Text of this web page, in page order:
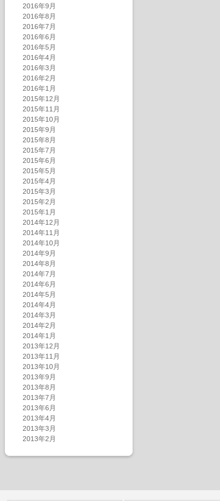
2016年9月
2016年8月
2016年7月
2016年6月
2016年5月
2016年4月
2016年3月
2016年2月
2016年1月
2015年12月
2015年11月
2015年10月
2015年9月
2015年8月
2015年7月
2015年6月
2015年5月
2015年4月
2015年3月
2015年2月
2015年1月
2014年12月
2014年11月
2014年10月
2014年9月
2014年8月
2014年7月
2014年6月
2014年5月
2014年4月
2014年3月
2014年2月
2014年1月
2013年12月
2013年11月
2013年10月
2013年9月
2013年8月
2013年7月
2013年6月
2013年4月
2013年3月
2013年2月